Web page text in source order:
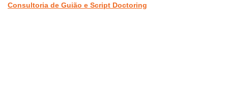
Consultoria de Guião e Script Doctoring